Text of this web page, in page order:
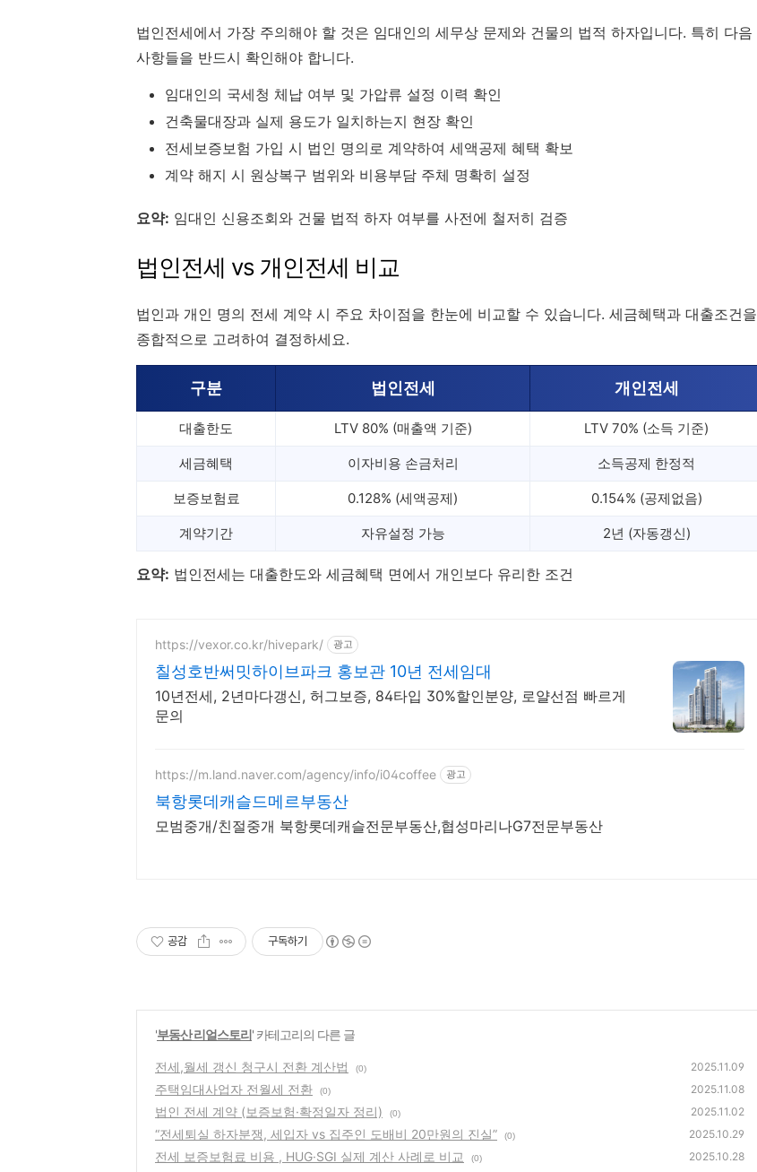
법인전세에서 가장 주의해야 할 것은 임대인의 세무상 문제와 건물의 법적 하자입니다. 특히 다음
사항들을 반드시 확인해야 합니다.
임대인의 국세청 체납 여부 및 가압류 설정 이력 확인
건축물대장과 실제 용도가 일치하는지 현장 확인
전세보증보험 가입 시 법인 명의로 계약하여 세액공제 혜택 확보
계약 해지 시 원상복구 범위와 비용부담 주체 명확히 설정
요약: 임대인 신용조회와 건물 법적 하자 여부를 사전에 철저히 검증
법인전세 vs 개인전세 비교
법인과 개인 명의 전세 계약 시 주요 차이점을 한눈에 비교할 수 있습니다. 세금혜택과 대출조건을
종합적으로 고려하여 결정하세요.
구분 법인전세 개인전세
대출한도 LTV 80% (매출액 기준) LTV 70% (소득 기준)
세금혜택 이자비용 손금처리 소득공제 한정적
보증보험료 0.128% (세액공제) 0.154% (공제없음)
계약기간 자유설정 가능 2년 (자동갱신)
요약: 법인전세는 대출한도와 세금혜택 면에서 개인보다 유리한 조건
https://vexor.co.kr/hivepark/ 광고
칠성호반써밋하이브파크 홍보관 10년 전세임대
10년전세, 2년마다갱신, 허그보증, 84타입 30%할인분양, 로얄선점 빠르게
문의
https://m.land.naver.com/agency/info/i04coffee 광고
북항롯데캐슬드메르부동산
모범중개/친절중개 북항롯데캐슬전문부동산,협성마리나G7전문부동산
공감 구독하기
'부동산 리얼스토리' 카테고리의 다른 글
전세,월세 갱신 청구시 전환 계산법 (0) 2025.11.09
주택임대사업자 전월세 전환 (0) 2025.11.08
법인 전세 계약 (보증보험·확정일자 정리) (0) 2025.11.02
“전세퇴실 하자분쟁, 세입자 vs 집주인 도배비 20만원의 진실” (0) 2025.10.29
전세 보증보험료 비용 , HUG·SGI 실제 계산 사례로 비교 (0) 2025.10.28